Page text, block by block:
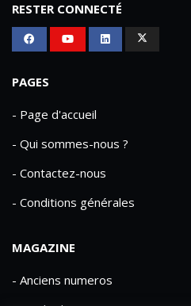
RESTER CONNECTÉ
PAGES
- Page d'accueil
- Qui sommes-nous ?
- Contactez-nous
- Conditions générales
MAGAZINE
- Anciens numeros